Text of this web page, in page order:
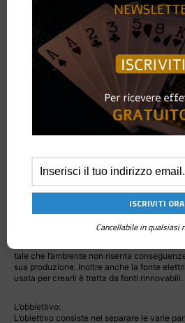
ROMPICAPI
MYMAGIC
DESCRIZIONE
L’idea:
L’idea di MyMagic è stata di costruire dei
friendly, con una novità che lo rende
in commercio.
Il materiale:
tale che l’ambiente non risenta
sua produzione. Inoltre anche la fonte
usata per crearli è tratta da fonti rinnovabili.
L’obbiettivo:
L’obiettivo consiste nel separare le varie
Cancellabile in qualsiasi